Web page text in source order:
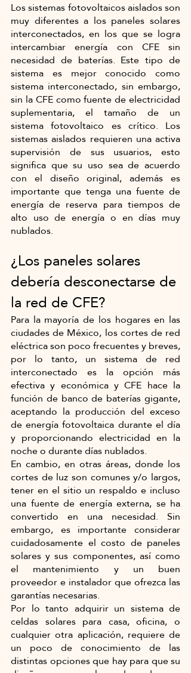
Los sistemas fotovoltaicos aislados son
muy diferentes a los paneles solares
interconectados, en los que se logra
intercambiar energía con CFE sin
necesidad de baterías. Este tipo de
sistema es mejor conocido como
sistema interconectado, sin embargo,
sin la CFE como fuente de electricidad
suplementaria, el tamaño de un
sistema fotovoltaico es crítico. Los
sistemas aislados requieren una activa
supervisión de sus usuarios, esto
significa que su uso sea de acuerdo
con el diseño original, además es
importante que tenga una fuente de
energía de reserva para tiempos de
alto uso de energía o en días muy
nublados.
¿Los paneles solares
debería desconectarse de
la red de CFE?
Para la mayoría de los hogares en las
ciudades de México, los cortes de red
eléctrica son poco frecuentes y breves,
por lo tanto, un sistema de red
interconectado es la opción más
efectiva y económica y CFE hace la
función de banco de baterías gigante,
aceptando la producción del exceso
de energía fotovoltaica durante el día
y proporcionando electricidad en la
noche o durante días nublados.
En cambio, en otras áreas, donde los
cortes de luz son comunes y/o largos,
tener en el sitio un respaldo e incluso
una fuente de energía externa, se ha
convertido en una necesidad. Sin
embargo, es importante considerar
cuidadosamente el costo de paneles
solares y sus componentes, así como
el mantenimiento y un buen
proveedor e instalador que ofrezca las
garantías necesarias.
Por lo tanto adquirir un sistema de
celdas solares para casa, oficina, o
cualquier otra aplicación, requiere de
un poco de conocimiento de las
distintas opciones que hay para que su